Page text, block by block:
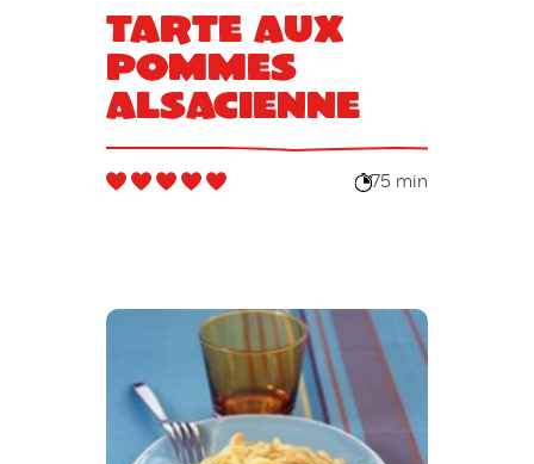
Tarte aux
pommes
alsacienne
75 min